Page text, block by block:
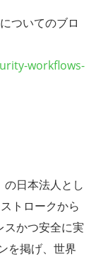
ついてのブロ
workflows-
の日本法人とし
トロークから
スかつ安全に実
を掲げ、世界